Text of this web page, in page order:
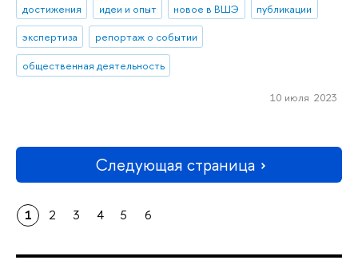
достижения
идеи и опыт новое в ВШЭ
публикации
экспертиза
репортаж о событии
общественная деятельность
10 июля 2023
Следующая страница
1 2 3 4 5 6